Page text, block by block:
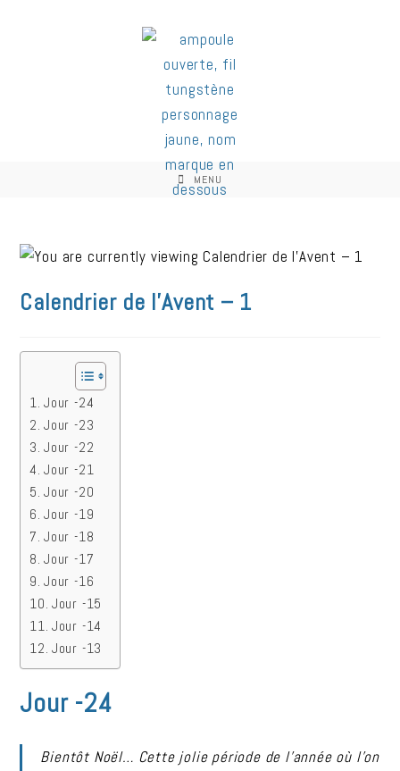
MENU
Calendrier de l’Avent – 1
Jour -24
Jour -23
Jour -22
Jour -21
Jour -20
Jour -19
Jour -18
Jour -17
Jour -16
Jour -15
Jour -14
Jour -13
Jour -24
Bientôt Noël… Cette jolie période de l’année où l’on